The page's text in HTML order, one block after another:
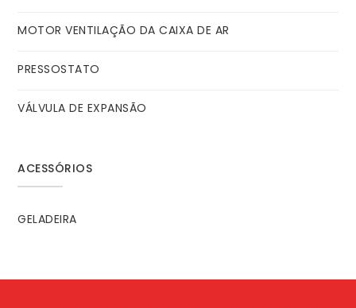
MOTOR VENTILAÇÃO DA CAIXA DE AR
PRESSOSTATO
VÁLVULA DE EXPANSÃO
ACESSÓRIOS
GELADEIRA